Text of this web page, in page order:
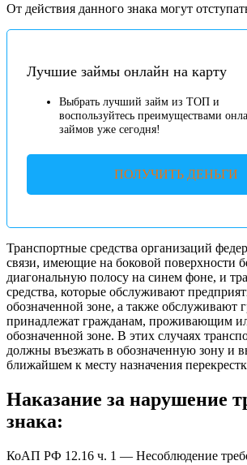
От действия данного знака могут
Лучшие займы онлайн на карту
Выбрать лучший займ из ТОП и
воспользуйтесь преимуществами
займов уже сегодня!
ПОЛУЧИТЬ ДЕНЬГИ
Транспортные средства организаций
связи, имеющие на боковой поверхности
диагональную полосу на синем фоне, и
средства, которые обслуживают
обозначенной зоне, а также обслуживают
принадлежат гражданам, проживающим
обозначенной зоне. В этих случаях
должны въезжать в обозначенную зону и
ближайшем к месту назначения
Наказание за нарушение
знака:
КоАП РФ 12.16 ч. 1 — Несоблюдение